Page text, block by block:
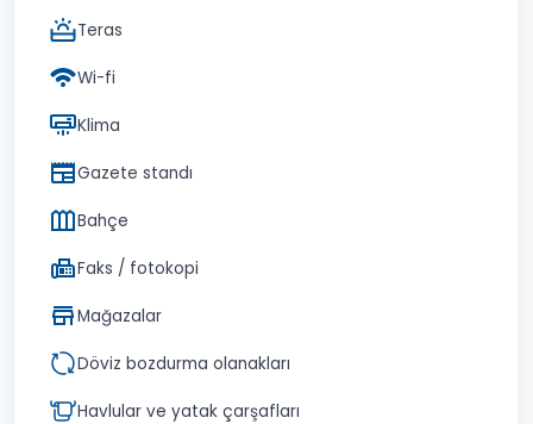
Teras
Wi-fi
Klima
Gazete standı
Bahçe
Faks / fotokopi
Mağazalar
Döviz bozdurma olanakları
Havlular ve yatak çarşafları